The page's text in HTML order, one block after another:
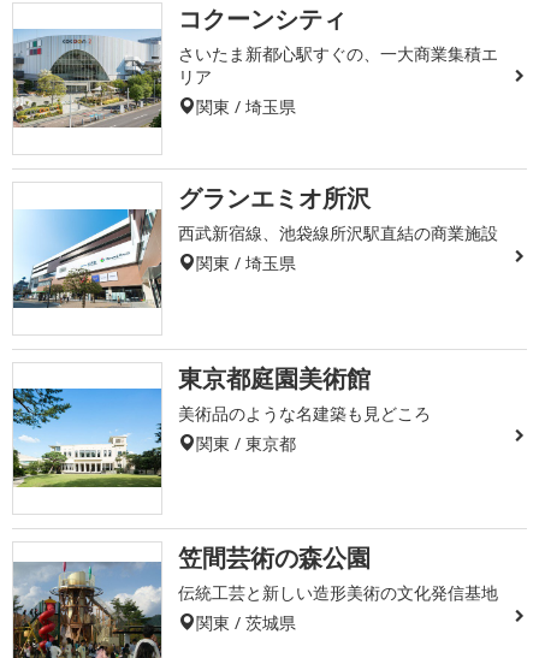
コクーンシティ
さいたま新都心駅すぐの、一大商業集積エ
リア
関東 / 埼玉県
グランエミオ所沢
西武新宿線、池袋線所沢駅直結の商業施設
関東 / 埼玉県
東京都庭園美術館
美術品のような名建築も見どころ
関東 / 東京都
笠間芸術の森公園
伝統工芸と新しい造形美術の文化発信基地
関東 / 茨城県